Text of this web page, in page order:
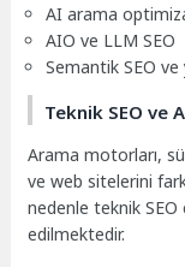
AI arama
AIO ve LLM SEO
Semantik SEO ve
Teknik SEO ve
Arama motorları,
ve web sitelerini
nedenle teknik SEO
edilmektedir.